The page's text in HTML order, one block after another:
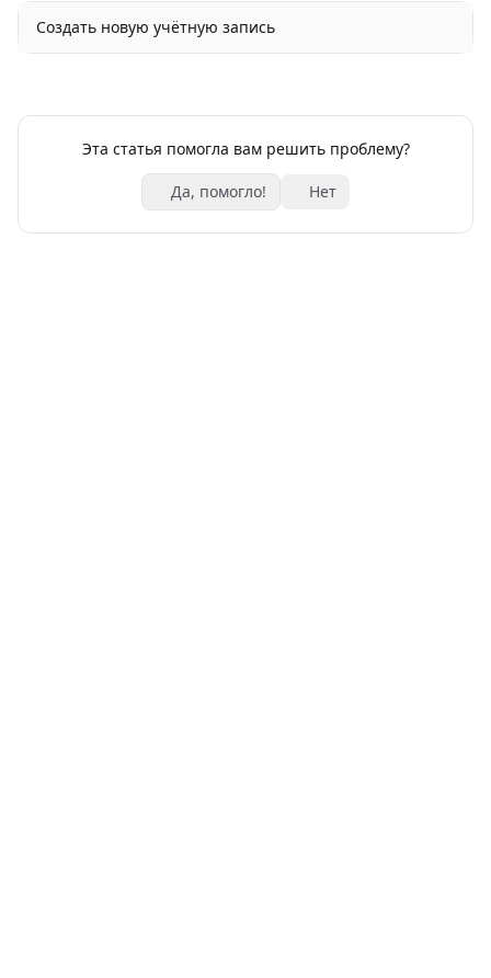
Создать новую учётную запись
Эта статья помогла вам решить проблему?
Да, помогло! Нет